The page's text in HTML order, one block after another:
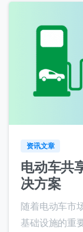
资讯文章
电动车共
决方案
随着电动车市
基础设施的重